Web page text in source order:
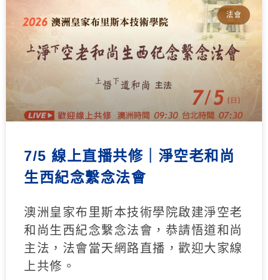
法會
7/5 線上直播共修｜淨空老和尚
生西紀念繫念法會
澳洲皇家布里斯本技術學院啟建淨空老
和尚生西紀念繫念法會，恭請悟道和尚
主法，法會當天網路直播，歡迎大家線
上共修。